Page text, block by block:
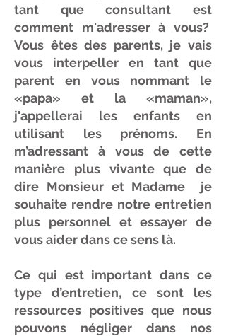
tant que consultant est
comment m'adresser à vous?
Vous êtes des parents, je vais
vous interpeller en tant que
parent en vous nommant le
«papa» et la «maman»,
j'appellerai les enfants en
utilisant les prénoms. En
m’adressant à vous de cette
manière plus vivante que de
dire Monsieur et Madame je
souhaite rendre notre entretien
plus personnel et essayer de
vous aider dans ce sens là.
Ce qui est important dans ce
type d’entretien, ce sont les
ressources positives que nous
pouvons négliger dans nos